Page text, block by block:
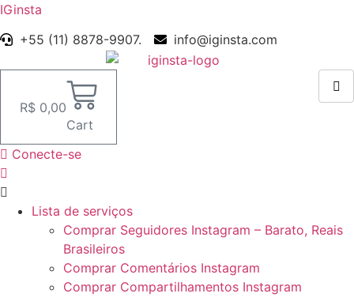
IGinsta
+55 (11) 8878-9907.
info@iginsta.com
R$ 0,00
Cart
Conecte-se
Menu
Lista de serviços
Comprar Seguidores Instagram – Barato, Reais
Brasileiros
Comprar Comentários Instagram
Comprar Compartilhamentos Instagram